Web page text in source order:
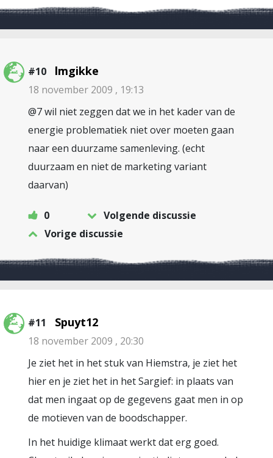
#10 lmgikke
18 november 2009 , 19:13
@7 wil niet zeggen dat we in het kader van de
energie problematiek niet over moeten gaan
naar een duurzame samenleving. (echt
duurzaam en niet de marketing variant
daarvan)
0
Volgende discussie
Vorige discussie
#11 Spuyt12
18 november 2009 , 20:30
Je ziet het in het stuk van Hiemstra, je ziet het
hier en je ziet het in het Sargief: in plaats van
dat men ingaat op de gegevens gaat men in op
de motieven van de boodschapper.
In het huidige klimaat werkt dat erg goed.